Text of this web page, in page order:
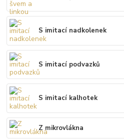
S imitací nadkolenek
S imitací podvazků
S imitací kalhotek
Z mikrovlákna